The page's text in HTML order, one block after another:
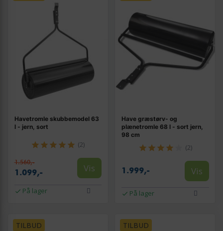
Havetromle skubbemodel 63
l - jern, sort
(2)
1.560,-
1.099,- Vis
På lager
Have græstørv- og
plænetromle 68 l - sort jern,
98 cm
(2)
1.999,- Vis
På lager
TILBUD TILBUD